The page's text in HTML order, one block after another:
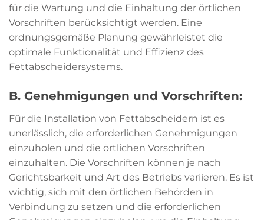
für die Wartung und die Einhaltung der örtlichen
Vorschriften berücksichtigt werden. Eine
ordnungsgemäße Planung gewährleistet die
optimale Funktionalität und Effizienz des
Fettabscheidersystems.
B. Genehmigungen und Vorschriften:
Für die Installation von Fettabscheidern ist es
unerlässlich, die erforderlichen Genehmigungen
einzuholen und die örtlichen Vorschriften
einzuhalten. Die Vorschriften können je nach
Gerichtsbarkeit und Art des Betriebs variieren. Es ist
wichtig, sich mit den örtlichen Behörden in
Verbindung zu setzen und die erforderlichen